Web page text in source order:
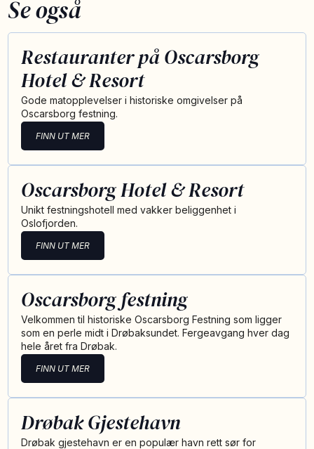
Se også
Restauranter på Oscarsborg
Hotel & Resort
Gode matopplevelser i historiske omgivelser på
Oscarsborg festning.
FINN UT MER
Oscarsborg Hotel & Resort
Unikt festningshotell med vakker beliggenhet i
Oslofjorden.
FINN UT MER
Oscarsborg festning
Velkommen til historiske Oscarsborg Festning som ligger
som en perle midt i Drøbaksundet. Fergeavgang hver dag
hele året fra Drøbak.
FINN UT MER
Drøbak Gjestehavn
Drøbak gjestehavn er en populær havn rett sør for